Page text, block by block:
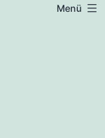
Menü